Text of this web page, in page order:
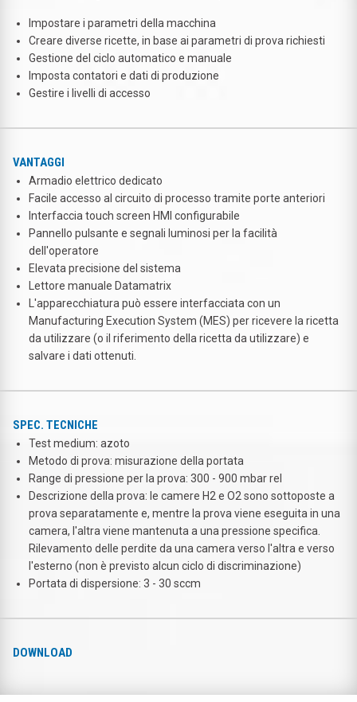
Impostare i parametri della macchina
Creare diverse ricette, in base ai parametri di prova richiesti
Gestione del ciclo automatico e manuale
Imposta contatori e dati di produzione
Gestire i livelli di accesso
VANTAGGI
Armadio elettrico dedicato
Facile accesso al circuito di processo tramite porte anteriori
Interfaccia touch screen HMI configurabile
Pannello pulsante e segnali luminosi per la facilità
dell'operatore
Elevata precisione del sistema
Lettore manuale Datamatrix
L'apparecchiatura può essere interfacciata con un
Manufacturing Execution System (MES) per ricevere la ricetta
da utilizzare (o il riferimento della ricetta da utilizzare) e
salvare i dati ottenuti.
SPEC. TECNICHE
Test medium: azoto
Metodo di prova: misurazione della portata
Range di pressione per la prova: 300 - 900 mbar rel
Descrizione della prova: le camere H2 e O2 sono sottoposte a
prova separatamente e, mentre la prova viene eseguita in una
camera, l'altra viene mantenuta a una pressione specifica.
Rilevamento delle perdite da una camera verso l'altra e verso
l'esterno (non è previsto alcun ciclo di discriminazione)
Portata di dispersione: 3 - 30 sccm
DOWNLOAD